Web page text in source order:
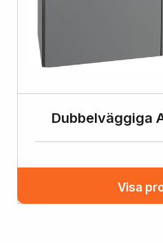
Dubbelväggiga
Visa